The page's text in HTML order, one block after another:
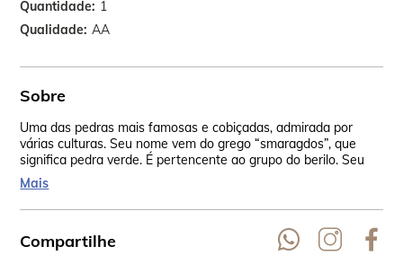
Quantidade 1
Qualidade AA
Sobre
Uma das pedras mais famosas e cobiçadas, admirada por
várias culturas. Seu nome vem do grego “smaragdos”, que
significa pedra verde. É pertencente ao grupo do berilo. Seu
verde incomparável vem do cromo e em algumas vezes do
vanádio.
Mais
Compartilhe